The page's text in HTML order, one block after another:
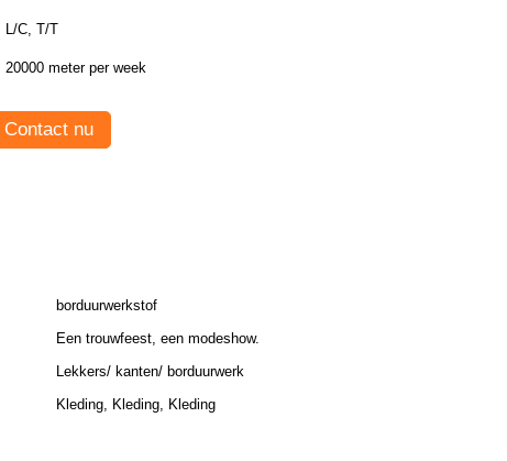
L/C, T/T
20000 meter per week
Contact nu
borduurwerkstof
Een trouwfeest, een modeshow.
Lekkers/ kanten/ borduurwerk
Kleding, Kleding, Kleding